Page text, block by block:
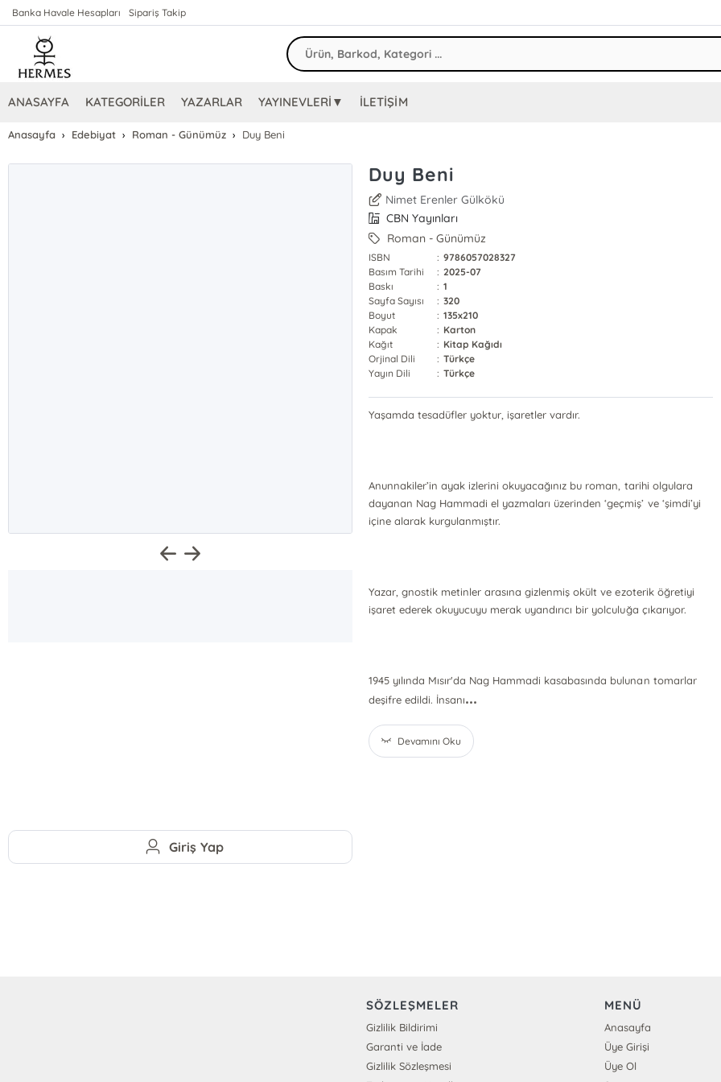
Banka Havale Hesapları Sipariş Takip
ANASAYFA KATEGORİLER YAZARLAR YAYINEVLERİ▼ İLETİŞİM
Anasayfa Edebiyat Roman - Günümüz Duy Beni
Duy Beni
Nimet Erenler Gülkökü
CBN Yayınları
Roman - Günümüz
ISBN : 9786057028327
Basım Tarihi
: 2025-07
Baskı
: 1
Sayfa Sayısı
: 320
Boyut
: 135x210
Kapak
: Karton
Kağıt
: Kitap Kağıdı
Orjinal Dili
: Türkçe
Yayın Dili
: Türkçe
Yaşamda tesadüfler yoktur, işaretler vardır.
Anunnakiler’in ayak izlerini okuyacağınız bu roman, tarihi olgulara
dayanan Nag Hammadi el yazmaları üzerinden ‘geçmiş’ ve ‘şimdi’yi
içine alarak kurgulanmıştır.
Yazar, gnostik metinler arasına gizlenmiş okült ve ezoterik öğretiyi
işaret ederek okuyucuyu merak uyandırıcı bir yolculuğa çıkarıyor.
1945 yılında Mısır'da Nag Hammadi kasabasında bulunan tomarlar
deşifre edildi. İnsanı...
Devamını Oku
Giriş Yap
SÖZLEŞMELER
Gizlilik Bildirimi
Garanti ve İade
Gizlilik Sözleşmesi
MENÜ
Anasayfa
Üye Girişi
Üye Ol